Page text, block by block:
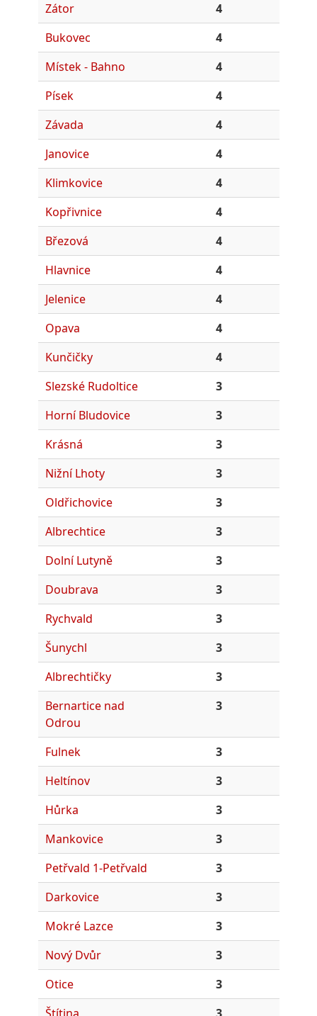
Zátor
4
Bukovec
4
Místek - Bahno
4
Písek
4
Závada
4
Janovice
4
Klimkovice
4
Kopřivnice
4
Březová
4
Hlavnice
4
Jelenice
4
Opava
4
Kunčičky
4
Slezské Rudoltice
3
Horní Bludovice
3
Krásná
3
Nižní Lhoty
3
Oldřichovice
3
Albrechtice
3
Dolní Lutyně
3
Doubrava
3
Rychvald
3
Šunychl
3
Albrechtičky
3
Bernartice nad
Odrou
3
Fulnek
3
Heltínov
3
Hůrka
3
Mankovice
3
Petřvald 1-Petřvald
3
Darkovice
3
Mokré Lazce
3
Nový Dvůr
3
Otice
3